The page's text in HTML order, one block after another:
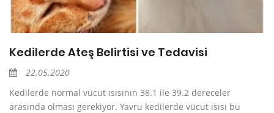
Kedilerde Ateş Belirtisi ve Tedavisi
22.05.2020
Kedilerde normal vücut ısısının 38.1 ile 39.2 dereceler
arasında olması gerekiyor. Yavru kedilerde vücut ısısı bu